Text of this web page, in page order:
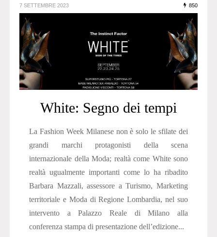
7 SETTEMBRE 2023 850
White: Segno dei tempi
La Fashion Week Milanese non è solo le sfilate dei
grandi marchi protagonisti della scena
internazionale della Moda; realtà come White sono
realtà ugualmente importanti come lo ha ribadito
Barbara Mazzali, assessore a Turismo, Marketing
territoriale e Moda di Regione Lombardia, nel suo
intervento a Palazzo Reale di Milano alla
conferenza stampa di presentazione dell’edizione...